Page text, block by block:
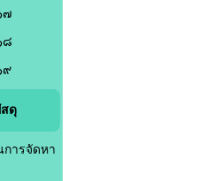
๗
๘
๙
ดุ
การจัดหา